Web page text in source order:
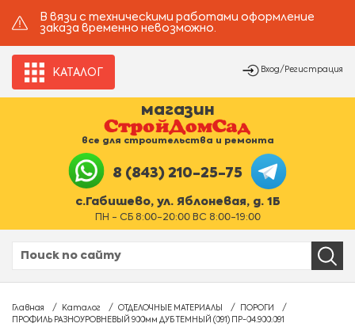
В вязи с техническими работами оформление
заказа временно невозможно.
КАТАЛОГ Вход/Регистрация
магазин
все для строительства и ремонта
8 (843) 210-25-75
с.Габишево, ул. Яблоневая, д. 1Б
ПН - СБ 8:00-20:00 ВС 8:00-19:00
Главная Каталог ОТДЕЛОЧНЫЕ МАТЕРИАЛЫ
ПОРОГИ
ПРОФИЛЬ РАЗНОУРОВНЕВЫЙ 900мм ДУБ ТЕМНЫЙ (091) ПР-04.900.091